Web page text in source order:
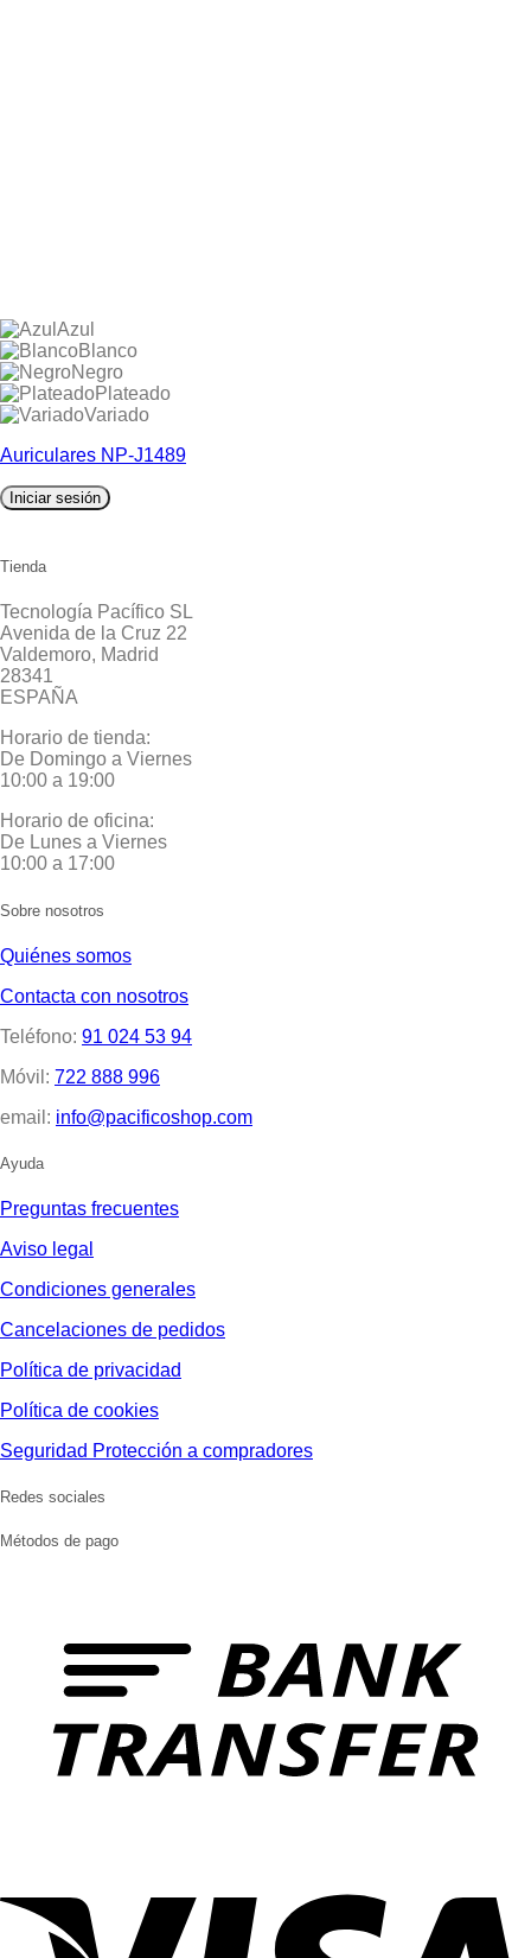
Azul
Blanco
Negro
Plateado
Variado
Auriculares NP-J1489
Iniciar sesión
Tienda
Tecnología Pacífico SL
Avenida de la Cruz 22
Valdemoro, Madrid
28341
ESPAÑA
Horario de tienda:
De Domingo a Viernes
10:00 a 19:00
Horario de oficina:
De Lunes a Viernes
10:00 a 17:00
Sobre nosotros
Quiénes somos
Contacta con nosotros
Teléfono: 91 024 53 94
Móvil: 722 888 996
email: info@pacificoshop.com
Ayuda
Preguntas frecuentes
Aviso legal
Condiciones generales
Cancelaciones de pedidos
Política de privacidad
Política de cookies
Seguridad Protección a compradores
Redes sociales
Métodos de pago